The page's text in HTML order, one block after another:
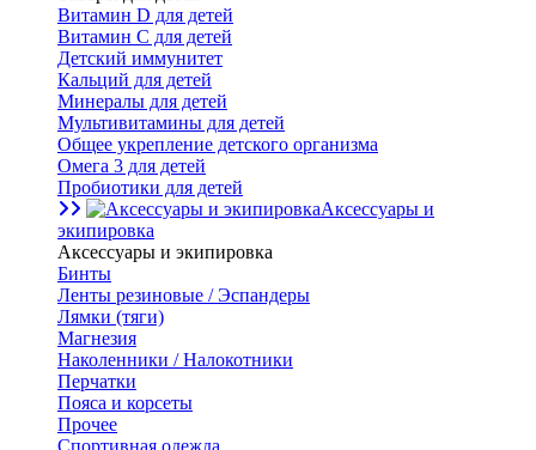
Витамин D для детей
Витамин С для детей
Детский иммунитет
Кальций для детей
Минералы для детей
Мультивитамины для детей
Общее укрепление детского организма
Омега 3 для детей
Пробиотики для детей
Аксессуары и
экипировка
Аксессуары и экипировка
Бинты
Ленты резиновые / Эспандеры
Лямки (тяги)
Магнезия
Наколенники / Налокотники
Перчатки
Пояса и корсеты
Прочее
Спортивная одежда